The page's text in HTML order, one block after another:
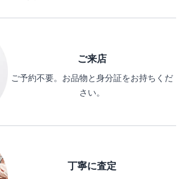
ご来店
ご予約不要。お品物と身分証をお持ちくだ
さい。
丁寧に査定